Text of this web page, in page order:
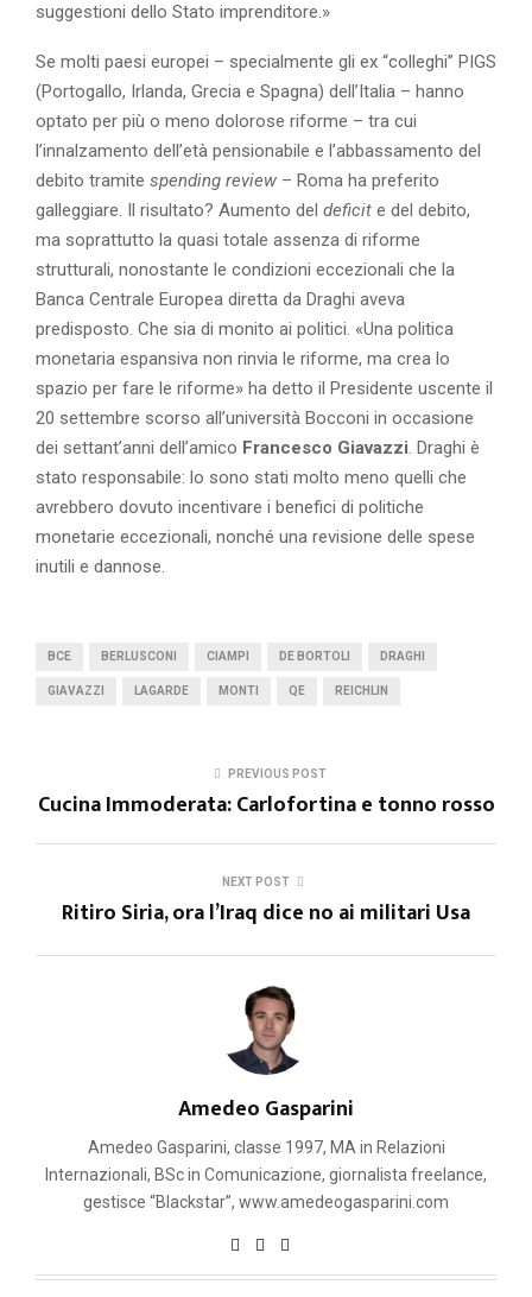
suggestioni dello Stato imprenditore.»
Se molti paesi europei – specialmente gli ex “colleghi” PIGS
(Portogallo, Irlanda, Grecia e Spagna) dell’Italia – hanno
optato per più o meno dolorose riforme – tra cui
l’innalzamento dell’età pensionabile e l’abbassamento del
debito tramite spending review – Roma ha preferito
galleggiare. Il risultato? Aumento del deficit e del debito,
ma soprattutto la quasi totale assenza di riforme
strutturali, nonostante le condizioni eccezionali che la
Banca Centrale Europea diretta da Draghi aveva
predisposto. Che sia di monito ai politici. «Una politica
monetaria espansiva non rinvia le riforme, ma crea lo
spazio per fare le riforme» ha detto il Presidente uscente il
20 settembre scorso all’università Bocconi in occasione
dei settant’anni dell’amico Francesco Giavazzi . Draghi è
stato responsabile: lo sono stati molto meno quelli che
avrebbero dovuto incentivare i benefici di politiche
monetarie eccezionali, nonché una revisione delle spese
inutili e dannose.
BCE BERLUSCONI CIAMPI DE BORTOLI DRAGHI
GIAVAZZI LAGARDE MONTI QE REICHLIN
PREVIOUS POST
Cucina Immoderata: Carlofortina e tonno rosso
NEXT POST
Ritiro Siria, ora l’Iraq dice no ai militari Usa
Amedeo Gasparini
Amedeo Gasparini, classe 1997, MA in Relazioni
Internazionali, BSc in Comunicazione, giornalista freelance,
gestisce “Blackstar”, www.amedeogasparini.com